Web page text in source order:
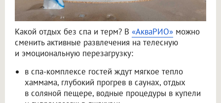
Какой отдых без спа и терм? В «АкваРИО» можно
сменить активные развлечения на телесную
и эмоциональную перезагрузку:
в спа-комплексе гостей ждут мягкое тепло
хаммама, глубокий прогрев в саунах, отдых
в соляной пещере, водные процедуры в купели